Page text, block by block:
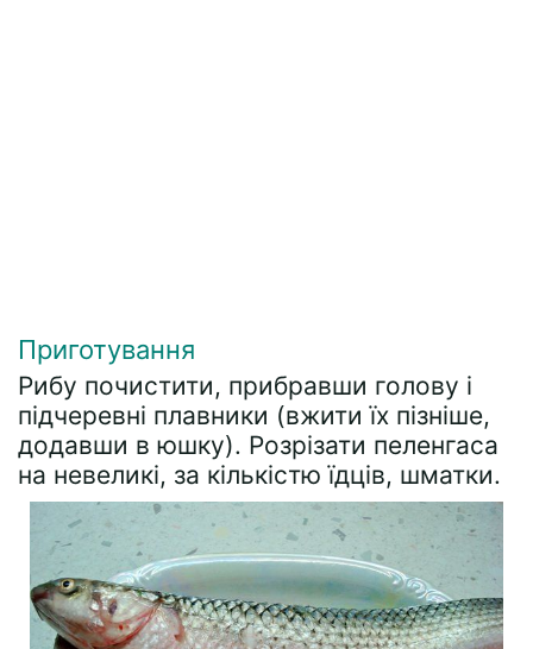
Приготування
Рибу почистити, прибравши голову і
підчеревні плавники (вжити їх пізніше,
додавши в юшку). Розрізати пеленгаса
на невеликі, за кількістю їдців, шматки.